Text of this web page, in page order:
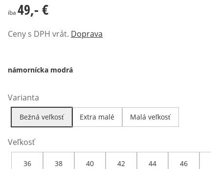
49,- €
iba 49,- €
Ceny s DPH vrát. Doprava
námornícka modrá
Varianta
Bežná veľkosť Extra malé Malá veľkosť
Veľkosť
36 38 40 42 44 46